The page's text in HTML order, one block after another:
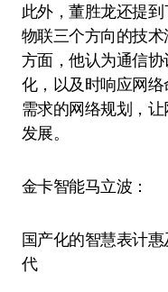
此外，董胜龙还提
物联三个方向的技
方面，他认为通信
化，以及时响应网
需求的网络规划，
发展。
金卡智能马立波：
国产化的智慧表计
代